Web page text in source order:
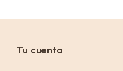
Tu cuenta